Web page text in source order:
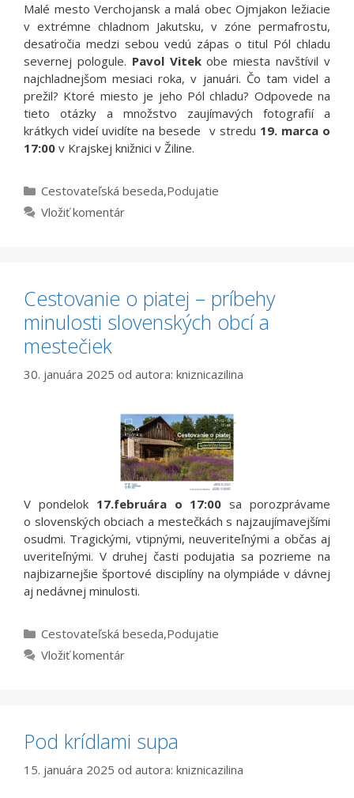
Malé mesto Verchojansk a malá obec Ojmjakon ležiacie
v extrémne chladnom Jakutsku, v zóne permafrostu,
desaťročia medzi sebou vedú zápas o titul Pól chladu
severnej pologule. Pavol Vitekobe miesta navštívil v
najchladnejšom mesiaci roka, v januári. Čo tam videl a
prežil? Ktoré miesto je jeho Pól chladu? Odpovede na
tieto otázky a množstvo zaujímavých fotografií a
krátkych videí uvidíte na besede v stredu 19. marca o
17:00 v Krajskej knižnici v Žiline.
Kategórie
Cestovateľská beseda,Podujatie
Vložiť komentár
Cestovanie o piatej – príbehy
minulosti slovenských obcí a
mestečiek
30. januára 2025 od autora: kniznicazilina
V pondelok 17.februára o 17:00sa porozprávame
o slovenských obciach a mestečkách s najzaujímavejšími
osudmi. Tragickými, vtipnými, neuveriteľnými a občas aj
uveriteľnými. V druhej časti podujatia sa pozrieme na
najbizarnejšie športové disciplíny na olympiáde v dávnej
aj nedávnej minulosti.
Kategórie
Cestovateľská beseda,Podujatie
Vložiť komentár
Pod krídlami supa
15. januára 2025 od autora: kniznicazilina